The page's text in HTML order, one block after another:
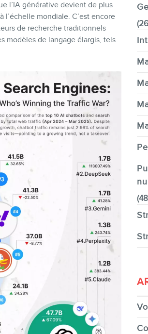
CONTACT
MEMBRES
INFOLETTRE
l’IA générative devient de plus
l’échelle mondiale. C’est encore
de recherche traditionnels
modèles de langage élargis, tels